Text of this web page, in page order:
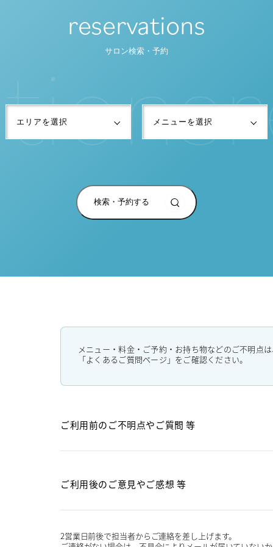
reservations
サロン検索・予約
検索・予約する
tionsr
メニュー・料金・ご予約・お持ち物などのご不明点
「よくあるご質問ページ」をご確認ください。
ご利用前のご不明点やご質問 等
ご利用後のご意見やご感想 等
2営業日前後で担当者からご連絡を差し上げます。